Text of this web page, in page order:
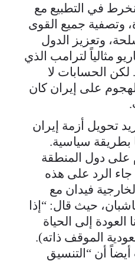
في التطبيع مع
وتصفية جميع القوى
وتعزيز الدول
مثالياً لترامب الذي
لكن الحسابات لا
على إيران كان
تحويل أزمة إيران
بطريقة سياسية.
على دول المنطقة
جاء الرد على هذه
فيدان مع
حيث قال: “إذا
إلى الحياة
الموقف ذاته).
أن “التنسيق